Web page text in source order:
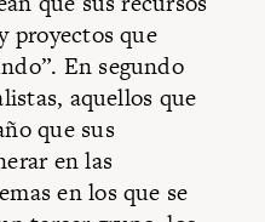
proyectos que
En segundo
aquellos que
que sus
en las
en los que se